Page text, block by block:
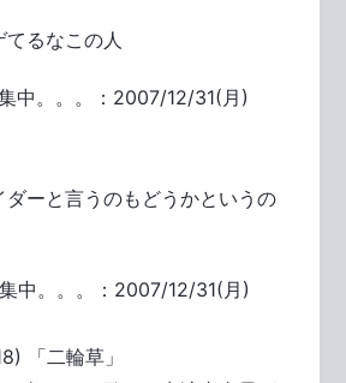
るなこの人
中。。。：2007/12/31(月)
ダーと言うのもどうかというの
中。。。：2007/12/31(月)
「二輪草」